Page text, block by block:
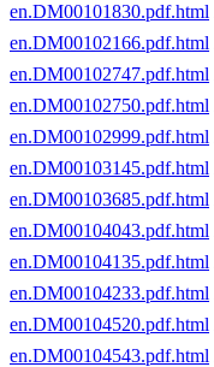
en.DM00101830.pdf.html
en.DM00102166.pdf.html
en.DM00102747.pdf.html
en.DM00102750.pdf.html
en.DM00102999.pdf.html
en.DM00103145.pdf.html
en.DM00103685.pdf.html
en.DM00104043.pdf.html
en.DM00104135.pdf.html
en.DM00104233.pdf.html
en.DM00104520.pdf.html
en.DM00104543.pdf.html